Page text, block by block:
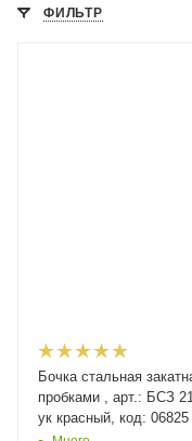
ФИЛЬТР
Бочка стальная
пробками , арт.: БСЗ
ук красный, код: 06825